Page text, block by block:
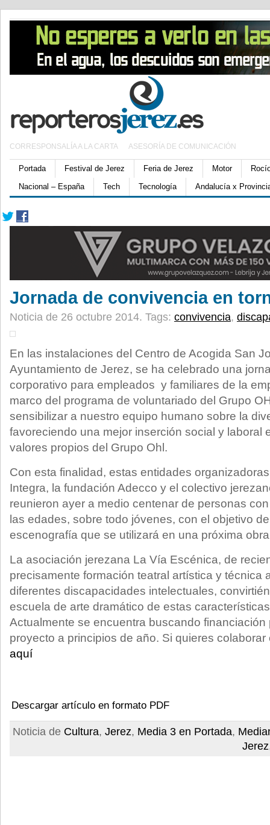
CORRESPONSALÍA A LA CARTA ASESORÍA DE COMUNICACIÓN
Portada Festival de Jerez Feria de Jerez Motor
Nacional – España
Tech Tecnología Andalucía x
Jornada de convivencia en
Noticia de 26 octubre 2014. Tags: convivencia,
En las instalaciones del Centro de Acogida San
Ayuntamiento de Jerez, se ha celebrado una
corporativo para empleados y familiares de la
marco del programa de voluntariado del Grupo
sensibilizar a nuestro equipo humano sobre la
favoreciendo una mejor inserción social y laboral
valores propios del Grupo Ohl.
Con esta finalidad, estas entidades
Integra, la fundación Adecco y el colectivo
reunieron ayer a medio centenar de personas
las edades, sobre todo jóvenes, con el objetivo
escenografía que se utilizará en una próxima
La asociación jerezana La Vía Escénica, de
precisamente formación teatral artística y técnica
diferentes discapacidades intelectuales,
escuela de arte dramático de estas
Actualmente se encuentra buscando
proyecto a principios de año. Si quieres
aquí
Descargar artículo en formato PDF
Noticia de Cultura, Jerez, Media 3 en Portada,
Jerez